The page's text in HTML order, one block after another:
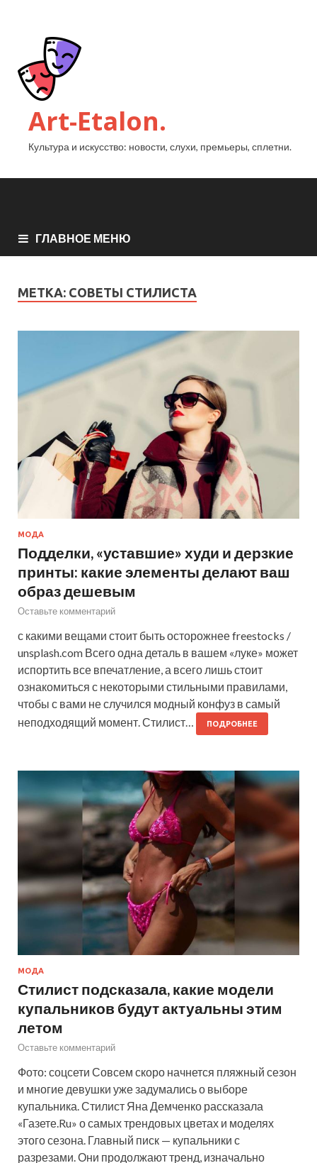
Art-Etalon.
Культура и искусство: новости, слухи, премьеры, сплетни.
ГЛАВНОЕ МЕНЮ
МЕТКА: СОВЕТЫ СТИЛИСТА
МОДА
Подделки, «уставшие» худи и дерзкие
принты: какие элементы делают ваш
образ дешевым
Оставьте комментарий
с какими вещами стоит быть осторожнее freestocks /
unsplash.com Всего одна деталь в вашем «луке» может
испортить все впечатление, а всего лишь стоит
ознакомиться с некоторыми стильными правилами,
чтобы с вами не случился модный конфуз в самый
неподходящий момент. Стилист…
ПОДРОБНЕЕ
МОДА
Стилист подсказала, какие модели
купальников будут актуальны этим
летом
Оставьте комментарий
Фото: соцсети Совсем скоро начнется пляжный сезон
и многие девушки уже задумались о выборе
купальника. Стилист Яна Демченко рассказала
«Газете.Ru» о самых трендовых цветах и моделях
этого сезона. Главный писк — купальники с
разрезами. Они продолжают тренд, изначально